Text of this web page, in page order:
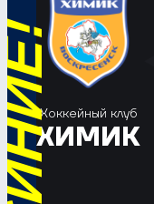
Хоккейный клуб
ХИМИК